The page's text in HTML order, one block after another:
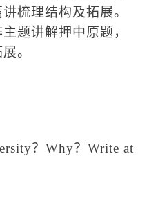
梳理结构及拓展。
题讲解押中原题 ，
。
？Why？Write at